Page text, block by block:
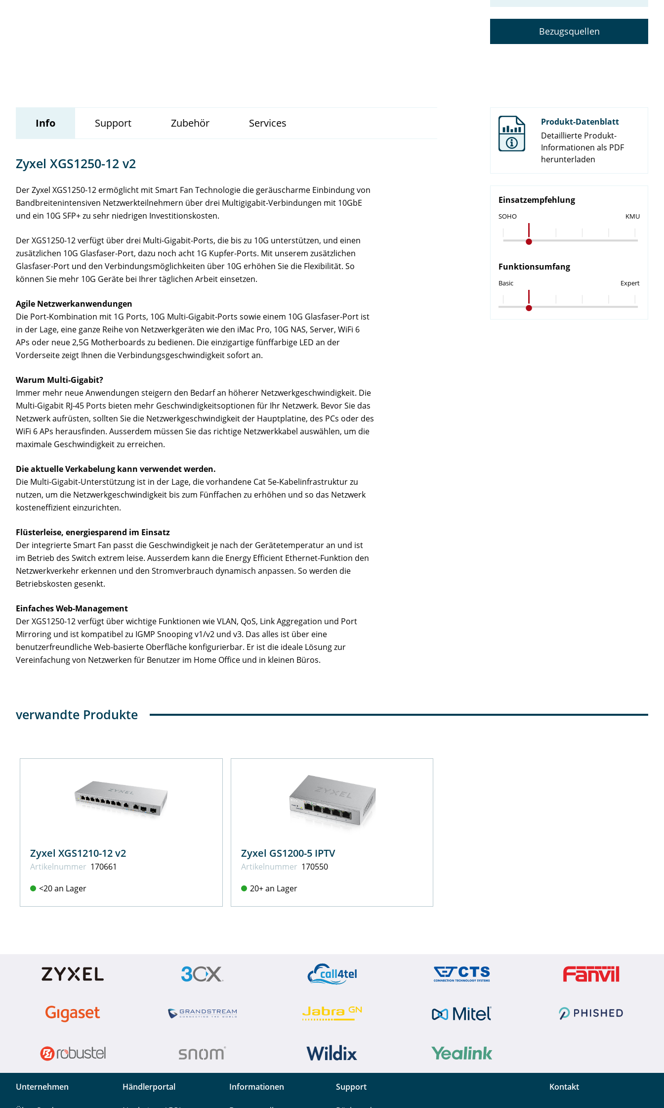
Bezugsquellen
Info Support Zubehör Services
Zyxel XGS1250-12 v2
Der Zyxel XGS1250-12 ermöglicht mit Smart Fan Technologie die geräuscharme Einbindung von
Bandbreitenintensiven Netzwerkteilnehmern über drei Multigigabit-Verbindungen mit 10GbE
und ein 10G SFP+ zu sehr niedrigen Investitionskosten.
Der XGS1250-12 verfügt über drei Multi-Gigabit-Ports, die bis zu 10G unterstützen, und einen
zusätzlichen 10G Glasfaser-Port, dazu noch acht 1G Kupfer-Ports. Mit unserem zusätzlichen
Glasfaser-Port und den Verbindungsmöglichkeiten über 10G erhöhen Sie die Flexibilität. So
können Sie mehr 10G Geräte bei Ihrer täglichen Arbeit einsetzen.
Agile Netzwerkanwendungen
Die Port-Kombination mit 1G Ports, 10G Multi-Gigabit-Ports sowie einem 10G Glasfaser-Port ist
in der Lage, eine ganze Reihe von Netzwerkgeräten wie den iMac Pro, 10G NAS, Server, WiFi 6
APs oder neue 2,5G Motherboards zu bedienen. Die einzigartige fünffarbige LED an der
Vorderseite zeigt Ihnen die Verbindungsgeschwindigkeit sofort an.
Warum Multi-Gigabit?
Immer mehr neue Anwendungen steigern den Bedarf an höherer Netzwerkgeschwindigkeit. Die
Multi-Gigabit RJ-45 Ports bieten mehr Geschwindigkeitsoptionen für Ihr Netzwerk. Bevor Sie das
Netzwerk aufrüsten, sollten Sie die Netzwerkgeschwindigkeit der Hauptplatine, des PCs oder des
WiFi 6 APs herausfinden. Ausserdem müssen Sie das richtige Netzwerkkabel auswählen, um die
maximale Geschwindigkeit zu erreichen.
Die aktuelle Verkabelung kann verwendet werden.
Die Multi-Gigabit-Unterstützung ist in der Lage, die vorhandene Cat 5e-Kabelinfrastruktur zu
nutzen, um die Netzwerkgeschwindigkeit bis zum Fünffachen zu erhöhen und so das Netzwerk
kosteneffizient einzurichten.
Flüsterleise, energiesparend im Einsatz
Der integrierte Smart Fan passt die Geschwindigkeit je nach der Gerätetemperatur an und ist
im Betrieb des Switch extrem leise. Ausserdem kann die Energy Efficient Ethernet-Funktion den
Netzwerkverkehr erkennen und den Stromverbrauch dynamisch anpassen. So werden die
Betriebskosten gesenkt.
Einfaches Web-Management
Der XGS1250-12 verfügt über wichtige Funktionen wie VLAN, QoS, Link Aggregation und Port
Mirroring und ist kompatibel zu IGMP Snooping v1/v2 und v3. Das alles ist über eine
benutzerfreundliche Web-basierte Oberfläche konfigurierbar. Er ist die ideale Lösung zur
Vereinfachung von Netzwerken für Benutzer im Home Office und in kleinen Büros.
Produkt-Datenblatt
Detaillierte Produkt-
Informationen als PDF
herunterladen
Einsatzempfehlung
SOHO KMU
Funktionsumfang
Basic Expert
verwandte Produkte
Zyxel XGS1210-12 v2
Artikel­nummer 170661
<20 an Lager
Zyxel GS1200-5 IPTV
Artikel­nummer 170550
20+ an Lager
Unternehmen Händlerportal Informationen Support Kontakt